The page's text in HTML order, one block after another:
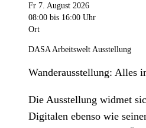
Fr 7. August 2026
08:00 bis 16:00 Uhr
Ort
DASA Arbeitswelt Ausstellung
Wanderausstellung: Alles
Die Ausstellung widmet
Digitalen ebenso wie